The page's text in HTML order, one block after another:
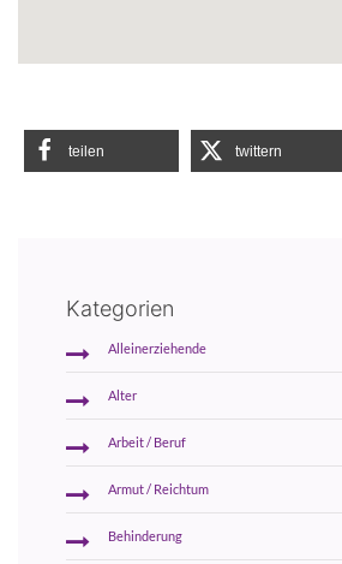
teilen twittern
Kategorien
Alleinerziehende
Alter
Arbeit / Beruf
Armut / Reichtum
Behinderung